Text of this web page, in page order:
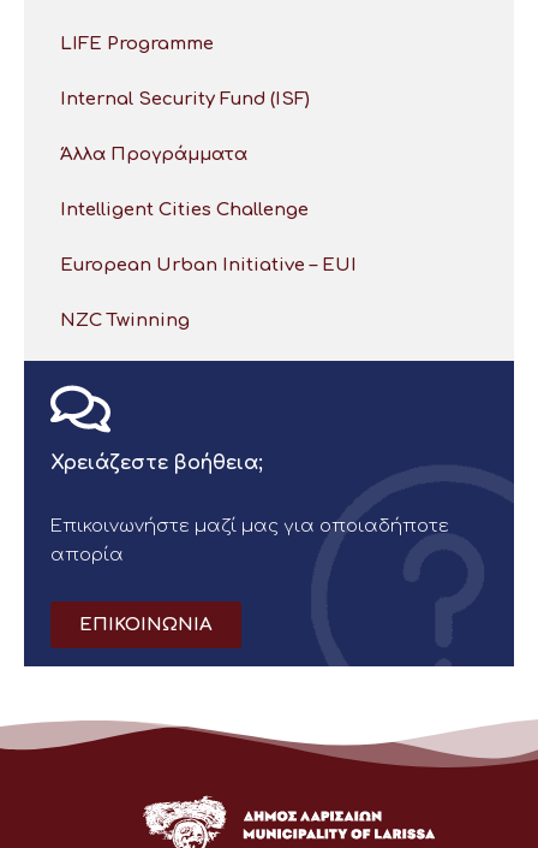
LIFE Programme
Internal Security Fund (ISF)
Άλλα Προγράμματα
Intelligent Cities Challenge
European Urban Initiative – EUI
NZC Twinning
Χρειάζεστε βοήθεια;
Επικοινωνήστε μαζί μας για οποιαδήποτε
απορία
ΕΠΙΚΟΙΝΩΝΙΑ